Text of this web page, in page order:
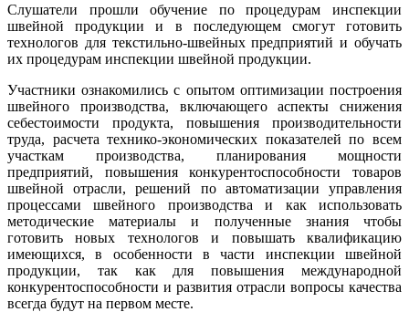
Слушатели прошли обучение по процедурам инспекции
швейной продукции и в последующем смогут готовить
технологов для текстильно-швейных предприятий и обучать
их процедурам инспекции швейной продукции.
Участники ознакомились с опытом оптимизации построения
швейного производства, включающего аспекты снижения
себестоимости продукта, повышения производительности
труда, расчета технико-экономических показателей по всем
участкам производства, планирования мощности
предприятий, повышения конкурентоспособности товаров
швейной отрасли, решений по автоматизации управления
процессами швейного производства и как использовать
методические материалы и полученные знания чтобы
готовить новых технологов и повышать квалификацию
имеющихся, в особенности в части инспекции швейной
продукции, так как для повышения международной
конкурентоспособности и развития отрасли вопросы качества
всегда будут на первом месте.